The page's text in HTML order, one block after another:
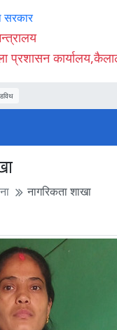
सरकार
प्रशासन
नागरिकता शाखा